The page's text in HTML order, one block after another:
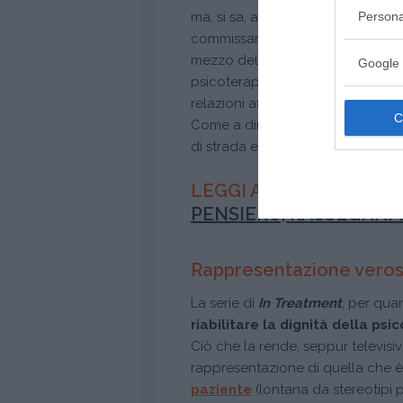
Google
ma, si sa, andare dell’analista
commissario di polizia, così
mezzo delle loro vicende, di
psicoterapeuta, sempre che
relazioni affettivamente
Come a dire che dai tempi di
di strada e a quanto pare non
LEGGI ANCHE
LO
PENSIERO,
Rappresentazione
La serie di In Treatment, per
riabilitare la dignità della
Ciò che la rende, seppur
rappresentazione di quella che è
paziente (lontana da stereotipi